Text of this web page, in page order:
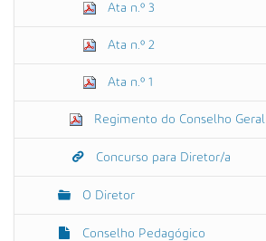
Ata n.º 3
Ata n.º 2
Ata n.º 1
Regimento do Conselho Geral
Concurso para Diretor/a
O Diretor
Conselho Pedagógico